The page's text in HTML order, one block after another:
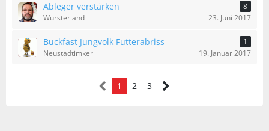
Ableger verstärken
8
Wursterland
23. Juni 2017
Buckfast Jungvolk Futterabriss
1
Neustadtimker
19. Januar 2017
1 2 3